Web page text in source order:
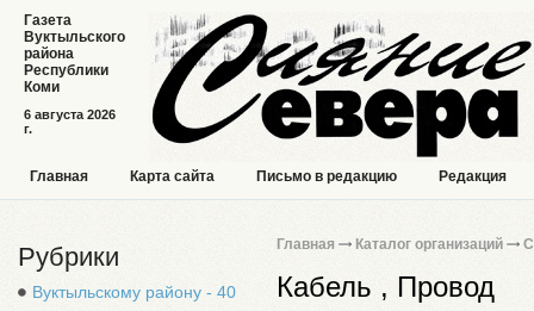
6 августа 2026
г.
Газета
Вуктыльского
района
Республики
Коми
Главная Карта сайта Письмо в редакцию Редакция
Рубрики
Вуктыльскому району - 40
Главная Каталог организаций
Кабель , Провод